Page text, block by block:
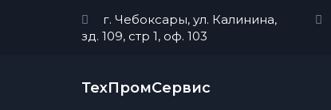
г. Чебоксары, ул. Калинина,
зд. 109, стр 1, оф. 103
ТехПромСервис